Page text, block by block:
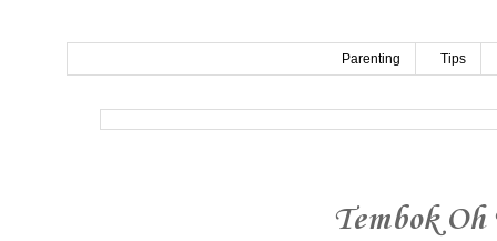
Parenting Tips
Tembok Oh